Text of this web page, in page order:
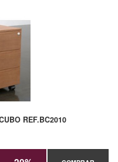
REF.BC2010